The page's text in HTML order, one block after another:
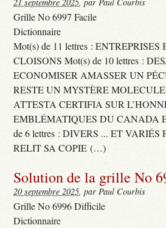
21 septembre 2025, par Paul Courbis
Grille No 6997 Facile
Dictionnaire
Mot(s) de 11 lettres :
CLOISONS Mot(s) de 10 lettres :
ECONOMISER AMASSER UN
RESTE UN MYSTÈRE
ATTESTA CERTIFIA SUR
EMBLÉMATIQUES DU CANADA
de 6 lettres : DIVERS ... ET
RELIT SA COPIE (…)
Solution de la grille No
20 septembre 2025, par Paul Courbis
Grille No 6996 Difficile
Dictionnaire